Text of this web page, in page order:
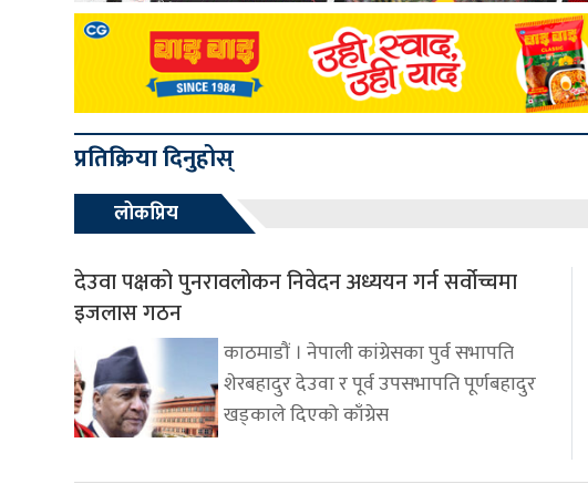
प्रतिक्रिया दिनुहोस्
लोकप्रिय
देउवा पक्षको पुनरावलोकन निवेदन अध्ययन गर्न सर्वोच्चमा
इजलास गठन
काठमाडौं । नेपाली कांग्रेसका पुर्व सभापति
शेरबहादुर देउवा र पूर्व उपसभापति पूर्णबहादुर
खड्काले दिएको काँग्रेस